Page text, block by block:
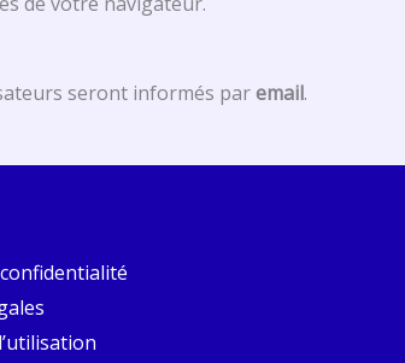
seront informés paremail.